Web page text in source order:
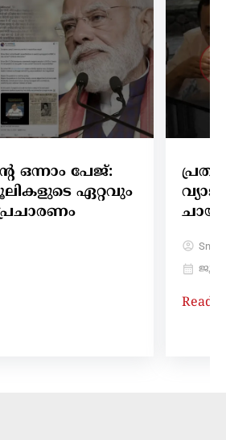
ഒന്നാം പേജ്:
ഏറ്റവും
ജൂൺ
Read